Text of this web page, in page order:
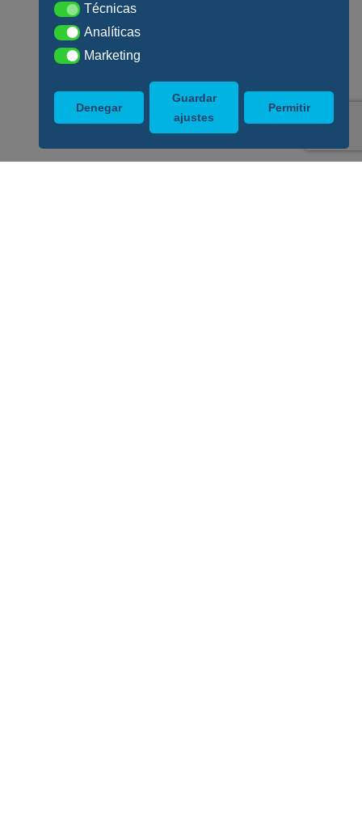
TécnicasTécnicas
AnalíticasAnalíticas
MarketingMarketing
Denegar
Guardar
ajustes
Permitir